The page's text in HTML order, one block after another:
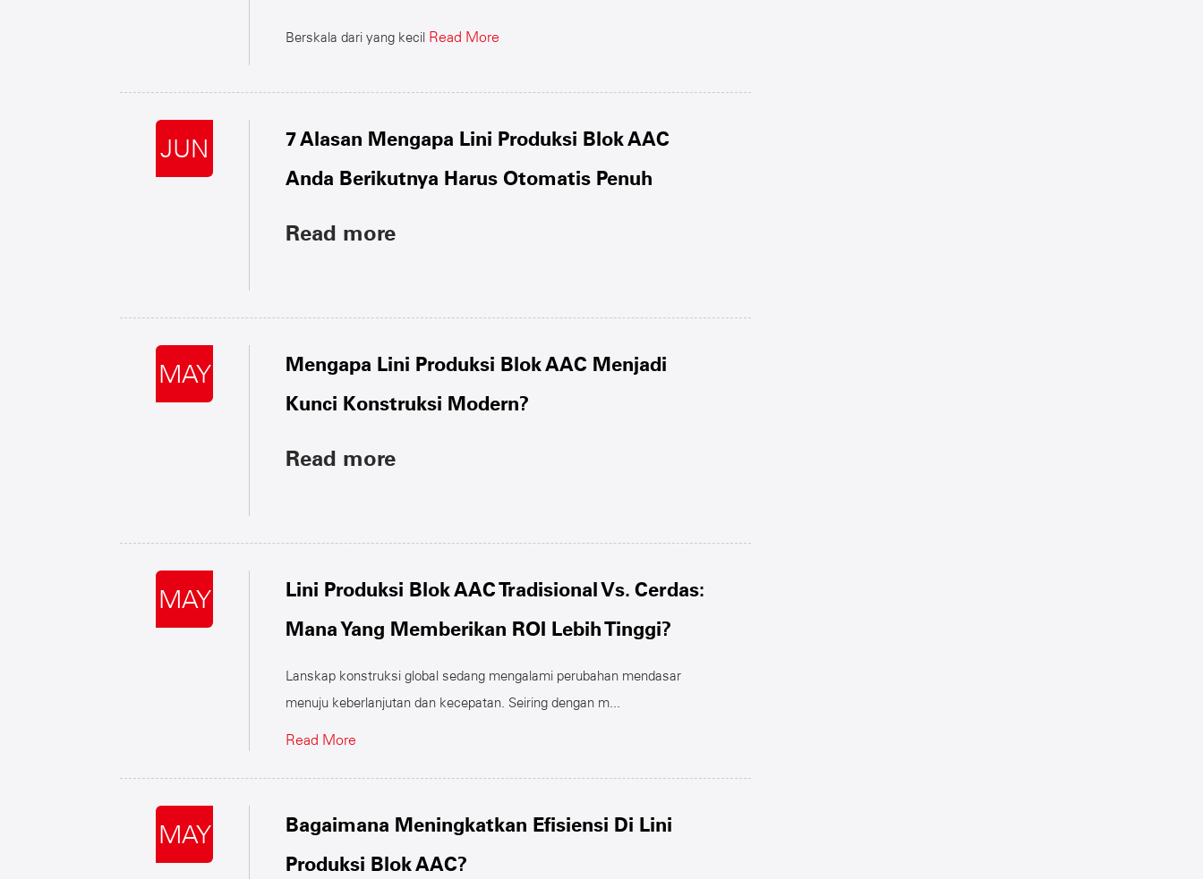
Berskala dari yang kecil Read More
JUN
7 Alasan Mengapa Lini Produksi Blok AAC
Anda Berikutnya Harus Otomatis Penuh
Read more
MAY
Mengapa Lini Produksi Blok AAC Menjadi
Kunci Konstruksi Modern?
Read more
MAY
Lini Produksi Blok AAC Tradisional Vs. Cerdas:
Mana Yang Memberikan ROI Lebih Tinggi?
Lanskap konstruksi global sedang mengalami perubahan mendasar
menuju keberlanjutan dan kecepatan. Seiring dengan m...
Read More
MAY
Bagaimana Meningkatkan Efisiensi Di Lini
Produksi Blok AAC?